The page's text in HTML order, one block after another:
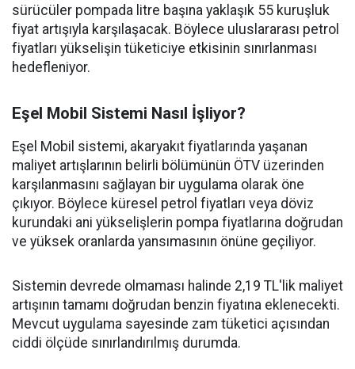
sürücüler pompada litre başına yaklaşık 55 kuruşluk
fiyat artışıyla karşılaşacak. Böylece uluslararası petrol
fiyatları yükselişin tüketiciye etkisinin sınırlanması
hedefleniyor.
Eşel Mobil Sistemi Nasıl İşliyor?
Eşel Mobil sistemi, akaryakıt fiyatlarında yaşanan
maliyet artışlarının belirli bölümünün ÖTV üzerinden
karşılanmasını sağlayan bir uygulama olarak öne
çıkıyor. Böylece küresel petrol fiyatları veya döviz
kurundaki ani yükselişlerin pompa fiyatlarına doğrudan
ve yüksek oranlarda yansımasının önüne geçiliyor.
Sistemin devrede olmaması halinde 2,19 TL'lik maliyet
artışının tamamı doğrudan benzin fiyatına eklenecekti.
Mevcut uygulama sayesinde zam tüketici açısından
ciddi ölçüde sınırlandırılmış durumda.